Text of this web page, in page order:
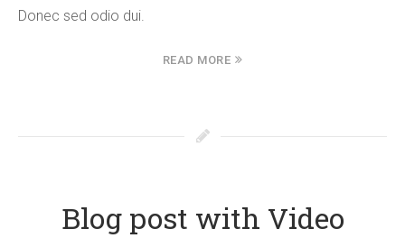
Donec sed odio dui.
READ MORE
Blog post with Video